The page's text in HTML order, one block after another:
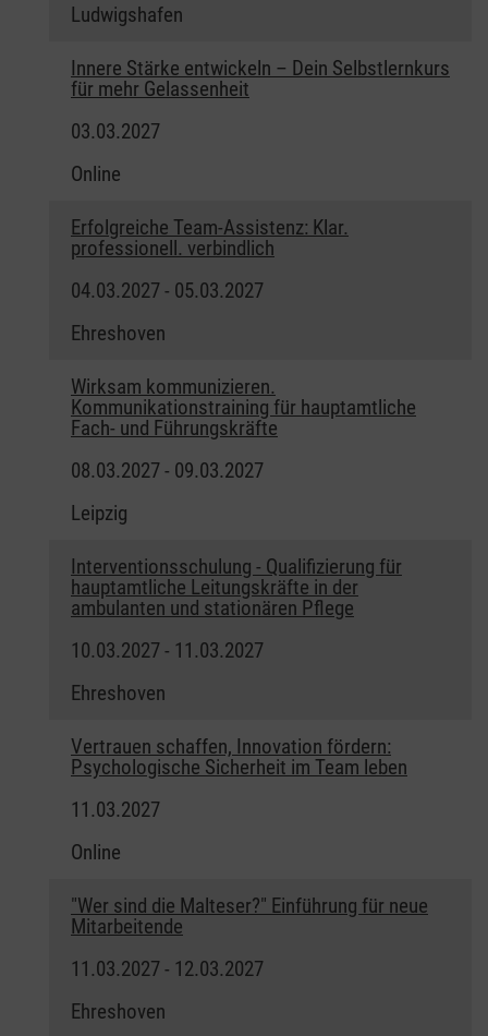
Ludwigshafen
Innere Stärke entwickeln – Dein Selbstlernkurs
für mehr Gelassenheit
03.03.2027
Online
Erfolgreiche Team-Assistenz: Klar.
professionell. verbindlich
04.03.2027 - 05.03.2027
Ehreshoven
Wirksam kommunizieren.
Kommunikationstraining für hauptamtliche
Fach- und Führungskräfte
08.03.2027 - 09.03.2027
Leipzig
Interventionsschulung - Qualifizierung für
hauptamtliche Leitungskräfte in der
ambulanten und stationären Pflege
10.03.2027 - 11.03.2027
Ehreshoven
Vertrauen schaffen, Innovation fördern:
Psychologische Sicherheit im Team leben
11.03.2027
Online
"Wer sind die Malteser?" Einführung für neue
Mitarbeitende
11.03.2027 - 12.03.2027
Ehreshoven